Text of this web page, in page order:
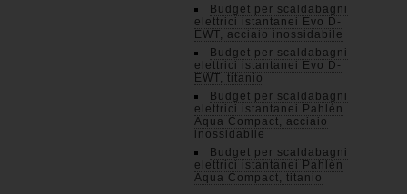
Budget per scaldabagni
elettrici istantanei Evo D-
EWT, acciaio inossidabile
Budget per scaldabagni
elettrici istantanei Evo D-
EWT, titanio
Budget per scaldabagni
elettrici istantanei Pahlén
Aqua Compact, acciaio
inossidabile
Budget per scaldabagni
elettrici istantanei Pahlén
Aqua Compact, titanio